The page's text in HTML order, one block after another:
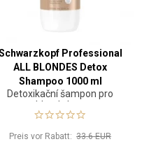
Professional
ALL BLONDES Detox
Shampoo 1000 ml
Detoxikační šampon pro
blond vlasy
Preis vor Rabatt: 33.6 EUR